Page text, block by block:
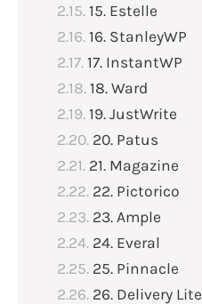
15. Estelle
16. StanleyWP
17. InstantWP
18. Ward
19. JustWrite
20. Patus
21. Magazine
22. Pictorico
23. Ample
24. Everal
25. Pinnacle
26. Delivery Lite